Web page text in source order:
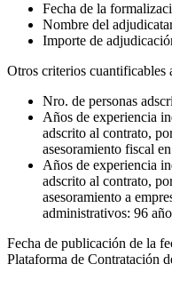
Fecha de la
Nombre del
Importe de
Otros criterios cuantificables
Nro. de personas
Años de experiencia
adscrito al contrato,
asesoramiento fiscal
Años de experiencia
adscrito al contrato,
asesoramiento a
administrativos: 96
Fecha de publicación de la
Plataforma de Contratación